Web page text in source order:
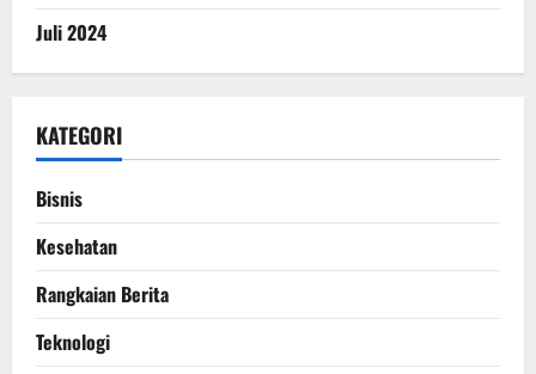
Juli 2024
KATEGORI
Bisnis
Kesehatan
Rangkaian Berita
Teknologi